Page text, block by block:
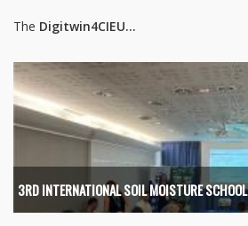
The Digitwin4CIEU...
3RD INTERNATIONAL SOIL MOISTURE SCHOOL